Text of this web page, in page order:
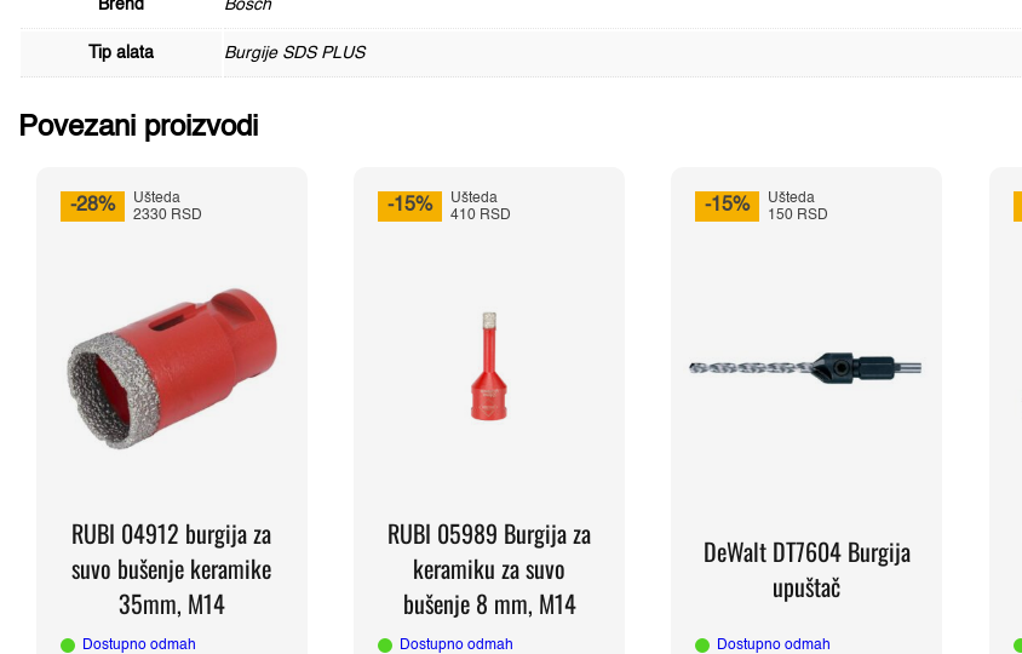
Brend Bosch
Tip alata Burgije SDS PLUS
Povezani proizvodi
-28%
Ušteda
2330 RSD
RUBI 04912 burgija za
suvo bušenje keramike
35mm, M14
Dostupno odmah
-15%
Ušteda
410 RSD
RUBI 05989 Burgija za
keramiku za suvo
bušenje 8 mm, M14
Dostupno odmah
-15%
Ušteda
150 RSD
DeWalt DT7604 Burgija
upuštač
Dostupno odmah